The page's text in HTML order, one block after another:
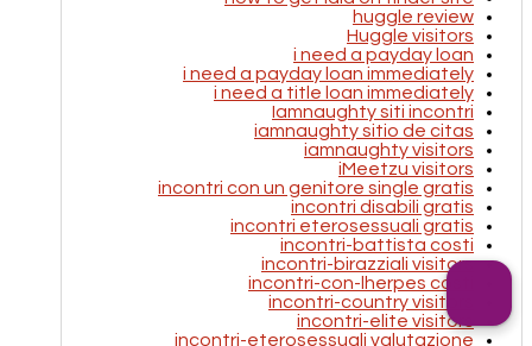
huggle review
Huggle visitors
i need a payday loan
i need a payday loan immediately
i need a title loan immediately
Iamnaughty siti incontri
iamnaughty sitio de citas
iamnaughty visitors
iMeetzu visitors
incontri con un genitore single gratis
incontri disabili gratis
incontri eterosessuali gratis
incontri-battista costi
incontri-birazziali visitors
incontri-con-lherpes costi
incontri-country visitors
incontri-elite visitors
incontri-eterosessuali valutazione